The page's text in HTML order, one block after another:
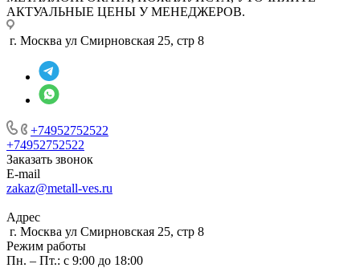
АКТУАЛЬНЫЕ ЦЕНЫ У МЕНЕДЖЕРОВ.
г. Москва ул Смирновская 25, стр 8
+74952752522
+74952752522
Заказать звонок
E-mail
zakaz@metall-ves.ru
Адрес
г. Москва ул Смирновская 25, стр 8
Режим работы
Пн. – Пт.: с 9:00 до 18:00